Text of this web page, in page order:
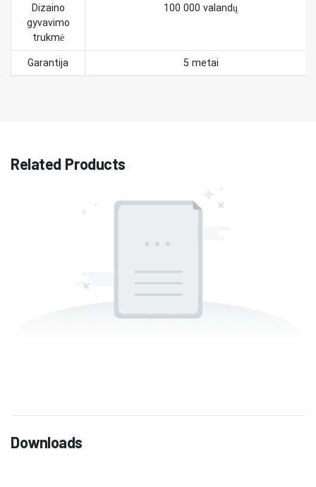
Dizaino
gyvavimo
trukmė
100 000 valandų
Garantija 5 metai
Related Products
Downloads